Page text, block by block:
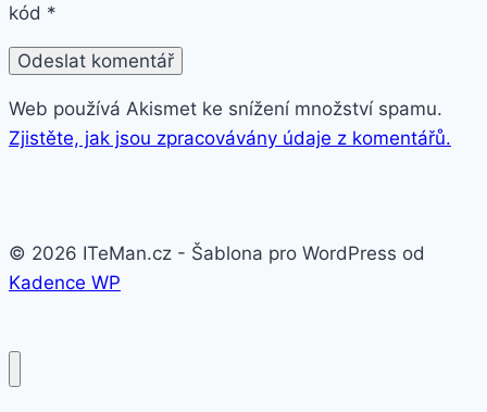
kód *
Web používá Akismet ke snížení množství spamu.
Zjistěte, jak jsou zpracovávány údaje z komentářů.
© 2026 ITeMan.cz - Šablona pro WordPress od
Kadence WP